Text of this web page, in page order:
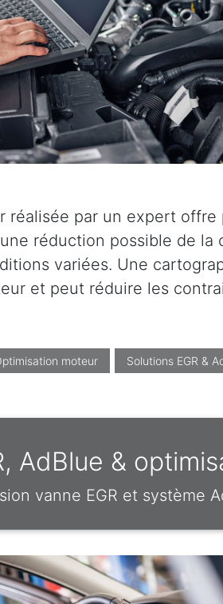
réalisée par un expert
réduction possible de la
variées. Une
et peut réduire les
moteur Solutions EGR &
AdBlue &
vanne EGR et système